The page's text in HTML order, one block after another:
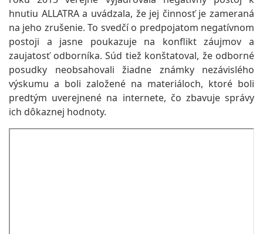
hnutiu ALLATRA a uvádzala, že jej činnosť je zameraná
na jeho zrušenie. To svedčí o predpojatom negatívnom
postoji a jasne poukazuje na konflikt záujmov a
zaujatosť odborníka. Súd tiež konštatoval, že odborné
posudky neobsahovali žiadne známky nezávislého
výskumu a boli založené na materiáloch, ktoré boli
predtým uverejnené na internete, čo zbavuje správy
ich dôkaznej hodnoty.